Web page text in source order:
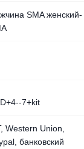
SMA женский-
7+kit
Western Union,
банковский